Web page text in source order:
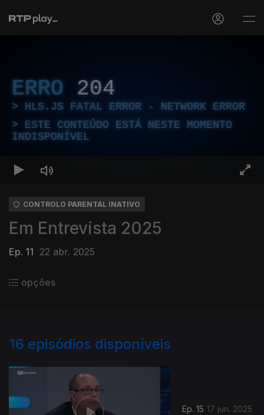
ERRO 204
HLS.JS FATAL ERROR - NETWORK ERROR
ESTE CONTEÚDO ESTÁ NESTE MOMENTO
INDISPONÍVEL
CONTROLO PARENTAL INATIVO
Em Entrevista 2025
Ep. 11 22 abr. 2025
opções
16 episódios disponíveis
Ep. 15 17 jun. 2025